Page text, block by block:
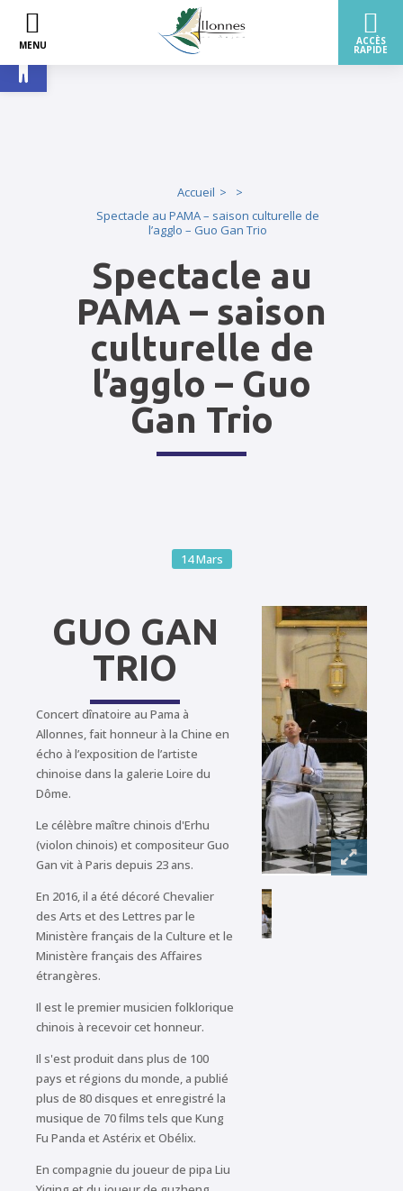
Ouvrir la barre d’outils
Accueil
Spectacle au PAMA – saison culturelle de
l’agglo – Guo Gan Trio
Spectacle au
PAMA – saison
culturelle de
l’agglo – Guo
Gan Trio
14Mars
GUO GAN
TRIO
Concert dînatoire au Pama à
Allonnes, fait honneur à la Chine en
écho à l’exposition de l’artiste
chinoise dans la galerie Loire du
Dôme.
Le célèbre maître chinois d'Erhu
(violon chinois) et compositeur Guo
Gan vit à Paris depuis 23 ans.
En 2016, il a été décoré Chevalier
des Arts et des Lettres par le
Ministère français de la Culture et le
Ministère français des Affaires
étrangères.
Il est le premier musicien folklorique
chinois à recevoir cet honneur.
Il s'est produit dans plus de 100
pays et régions du monde, a publié
plus de 80 disques et enregistré la
musique de 70 films tels que Kung
Fu Panda et Astérix et Obélix.
En compagnie du joueur de pipa Liu